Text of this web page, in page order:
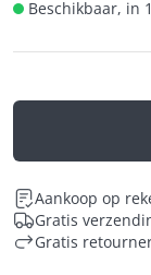
Beschikbaar, in
Aankoop op
Gratis
Gratis